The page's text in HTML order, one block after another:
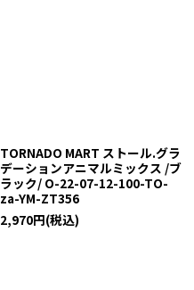
TORNADO MART ストール.グラ
デーションアニマルミックス /ブ
ラック/ O-22-07-12-100-TO-
za-YM-ZT356
2,970円(税込)